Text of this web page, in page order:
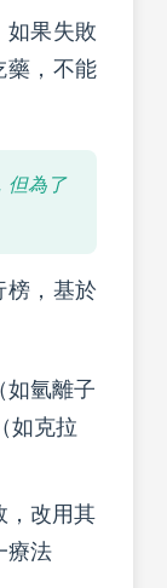
如果失敗
藥，不能
但為了
榜，基於
如氫離子
如克拉
，改用其
療法